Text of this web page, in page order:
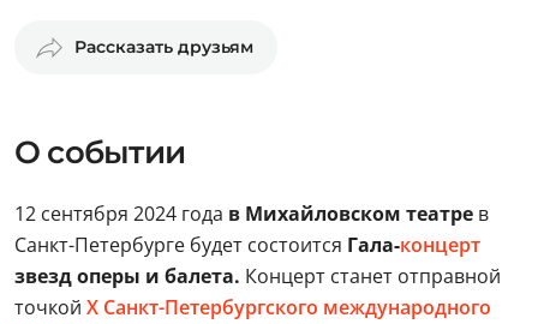
Рассказать друзьям
О событии
12 сентября 2024 года в Михайловском театре в
Санкт-Петербурге будет состоится Гала-концерт
звезд оперы и балета. Концерт станет отправной
точкой X Санкт-Петербургского международного